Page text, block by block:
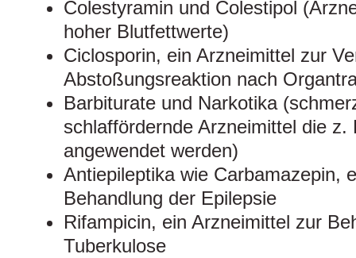
Colestyramin und Colestipol
hoher Blutfettwerte)
Ciclosporin, ein Arzneimittel zur
Abstoßungsreaktion nach
Barbiturate und Narkotika
schlaffördernde Arzneimittel die
angewendet werden)
Antiepileptika wie Carbamazepin,
Behandlung der Epilepsie
Rifampicin, ein Arzneimittel zur
Tuberkulose